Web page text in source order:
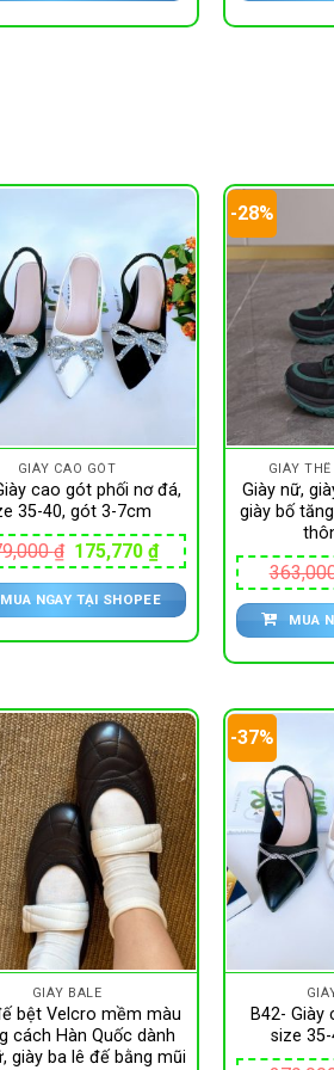
182,520 ₫.
GIÀY CAO GÓT
cao gót phối nơ đá,
35-40, gót 3-7cm
₫ Giá
gốc
là:
279,000 ₫.
175,770₫Giá
hiện
tại
là:
175,770 ₫.
MUA NGAY TẠI SHOPEE
-28%
GIÀY
Giày nữ,
giày bố
MUA
GIÀY BALE
bệt Velcro mềm màu
cách Hàn Quốc dành
giày ba lê đế bằng mũi
-37%
B42-
size